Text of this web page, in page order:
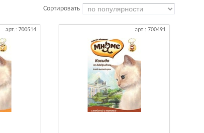
Сортировать
арт.: 700514 арт.: 700491